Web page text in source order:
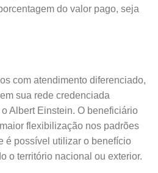
do valor pago, seja
com atendimento diferenciado,
sua rede credenciada
Albert Einstein. O beneficiário
flexibilização nos padrões
é possível utilizar o benefício
o território nacional ou exterior.